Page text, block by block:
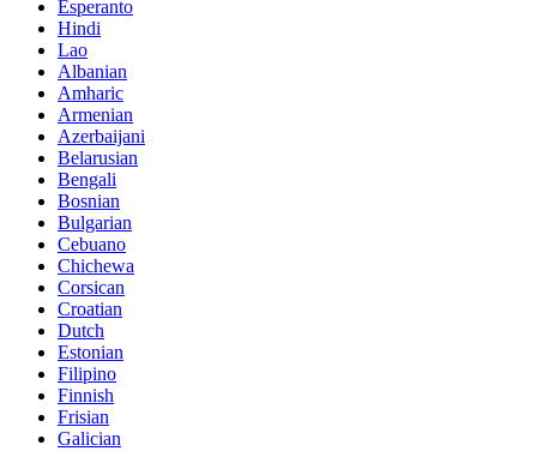
Esperanto
Hindi
Lao
Albanian
Amharic
Armenian
Azerbaijani
Belarusian
Bengali
Bosnian
Bulgarian
Cebuano
Chichewa
Corsican
Croatian
Dutch
Estonian
Filipino
Finnish
Frisian
Galician